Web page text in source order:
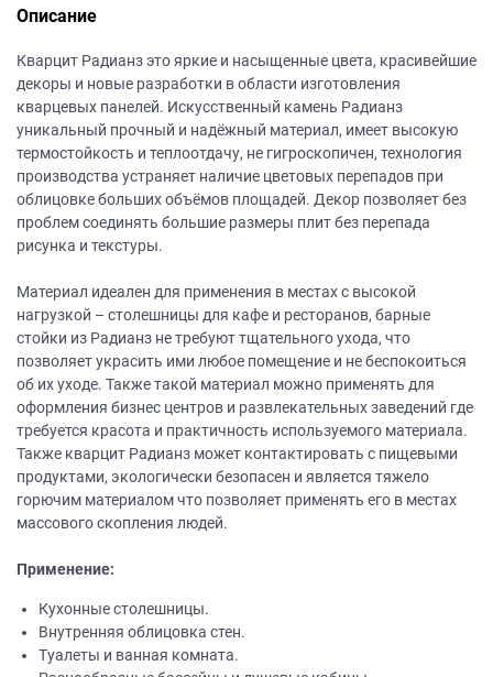
Описание
Кварцит Радианз это яркие и насыщенные цвета, красивейшие
декоры и новые разработки в области изготовления
кварцевых панелей. Искусственный камень Радианз
уникальный прочный и надёжный материал, имеет высокую
термостойкость и теплоотдачу, не гигроскопичен, технология
производства устраняет наличие цветовых перепадов при
облицовке больших объёмов площадей. Декор позволяет без
проблем соединять большие размеры плит без перепада
рисунка и текстуры.
Материал идеален для применения в местах с высокой
нагрузкой – столешницы для кафе и ресторанов, барные
стойки из Радианз не требуют тщательного ухода, что
позволяет украсить ими любое помещение и не беспокоиться
об их уходе. Также такой материал можно применять для
оформления бизнес центров и развлекательных заведений где
требуется красота и практичность используемого материала.
Также кварцит Радианз может контактировать с пищевыми
продуктами, экологически безопасен и является тяжело
горючим материалом что позволяет применять его в местах
массового скопления людей.
Применение:
Кухонные столешницы.
Внутренняя облицовка стен.
Туалеты и ванная комната.